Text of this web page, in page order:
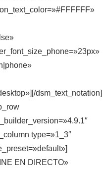
dsm_text_notation]
type=»1_3″
EN DIRECTO»